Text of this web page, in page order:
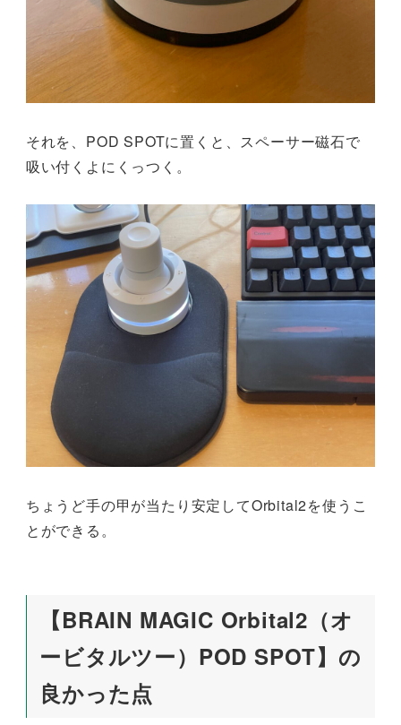
それを、POD SPOTに置くと、スペーサー磁石で
吸い付くよにくっつく。
ちょうど手の甲が当たり安定してOrbital2を使うこ
とができる。
【BRAIN MAGIC Orbital2（オ
ービタルツー）POD SPOT】の
良かった点